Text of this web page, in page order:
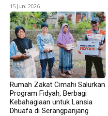
15 Juni 2026
Rumah Zakat Cimahi Salurkan
Program Fidyah, Berbagi
Kebahagiaan untuk Lansia
Dhuafa di Serangpanjang